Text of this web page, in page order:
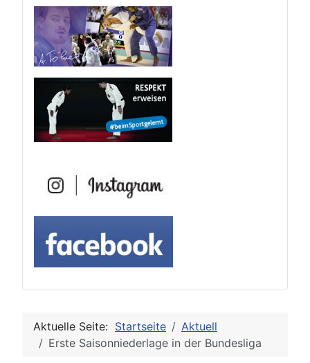
Aktuelle Seite: Startseite
Aktuell
Erste Saisonniederlage in der Bundesliga